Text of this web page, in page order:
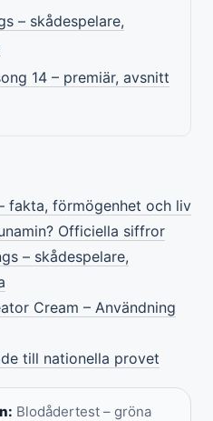
– skådespelare,
14 – premiär, avsnitt
fakta, förmögenhet och liv
Officiella siffror
– skådespelare,
Cream – Användning
till nationella provet
Blodådertest – gröna